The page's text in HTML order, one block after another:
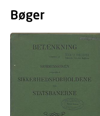
Bøger